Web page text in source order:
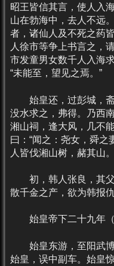
昭王皆信其言，使人入
山在勃海中，去人不远
者，诸仙人及不死之药
人徐市等争上书言之，
市发童男女数千人入海
“未能至，望见之焉。”
始皇还，过彭城，斋
没水求之，弗得。乃西
湘山祠，逢大风，几不
曰：“闻之：尧女，舜之
人皆伐湘山树，赭其山
初，韩人张良，其父
散千金之产，欲为韩报仇
始皇帝下二十九年（
始皇东游，至阳武博
始皇，误中副车。始皇